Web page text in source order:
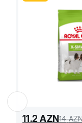
11.2 AZN14